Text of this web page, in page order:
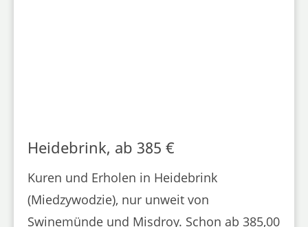
Heidebrink, ab 385 €
Kuren und Erholen in Heidebrink
(Miedzywodzie), nur unweit von
Swinemünde und Misdroy. Schon ab 385,00